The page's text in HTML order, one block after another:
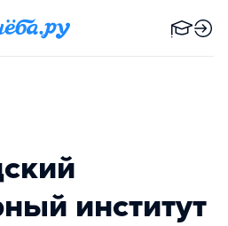
институт